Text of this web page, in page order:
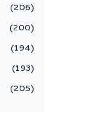
206
200
194
193
205